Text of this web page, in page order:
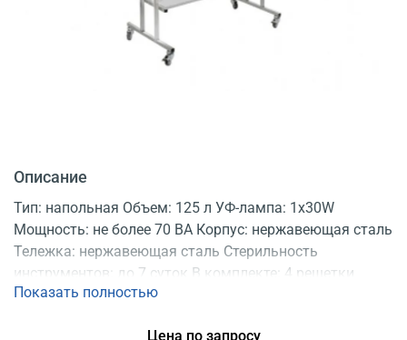
Описание
Тип: напольная Объем: 125 л УФ-лампа: 1х30W
Мощность: не более 70 ВА Корпус: нержавеющая сталь
Тележка: нержавеющая сталь Стерильность
инструментов: до 7 суток В комплекте: 4 решетки
Регистрационное удостоверение
Показать полностью
Цена по запросу